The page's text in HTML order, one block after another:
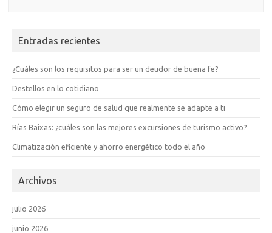
Entradas recientes
¿Cuáles son los requisitos para ser un deudor de buena fe?
Destellos en lo cotidiano
Cómo elegir un seguro de salud que realmente se adapte a ti
Rías Baixas: ¿cuáles son las mejores excursiones de turismo activo?
Climatización eficiente y ahorro energético todo el año
Archivos
julio 2026
junio 2026